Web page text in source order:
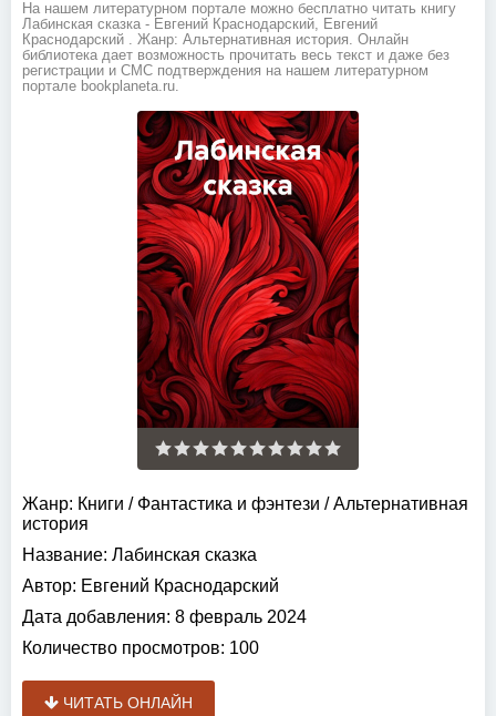
На нашем литературном портале можно бесплатно читать книгу
Лабинская сказка - Евгений Краснодарский, Евгений
Краснодарский . Жанр: Альтернативная история. Онлайн
библиотека дает возможность прочитать весь текст и даже без
регистрации и СМС подтверждения на нашем литературном
портале bookplaneta.ru.
Жанр: Книги / Фантастика и фэнтези /Альтернативная
история
Название: Лабинская сказка
Автор: Евгений Краснодарский
Дата добавления: 8 февраль 2024
Количество просмотров: 100
ЧИТАТЬ ОНЛАЙН